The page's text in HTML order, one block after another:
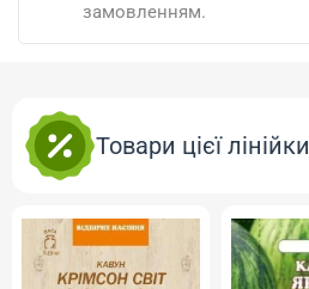
замовленням.
Товари цієї лінійки